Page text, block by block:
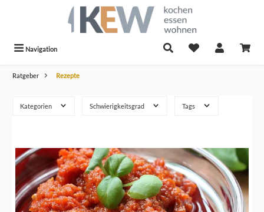
Navigation
Ratgeber Rezepte
Kategorien Schwierigkeitsgrad Tags